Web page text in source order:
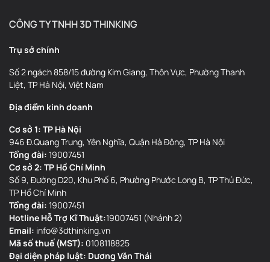
CÔNG TY TNHH 3D THINKING
Trụ sở chính
Số 2 ngách 858/15 đường Kim Giang, Thôn Vực, Phường Thanh
Liệt, TP Hà Nội, Việt Nam
Địa điểm kinh doanh
Cơ sở 1: TP Hà Nội
946 Đ.Quang Trung, Yên Nghĩa, Quận Hà Đông, TP Hà Nội
Tổng đài: 19007451
Cơ sở 2: TP Hồ Chí Minh
Số 9, Đường D20, Khu Phố 6, Phường Phước Long B, TP Thủ Đức,
TP Hồ Chí Minh
Tổng đài: 19007451
Hotline Hỗ Trợ Kĩ Thuật:19007451 (Nhánh 2)
Email: info@3dthinking.vn
Mã số thuế (MST): 0108118825
Đại diện pháp luật: Dương Văn Thái